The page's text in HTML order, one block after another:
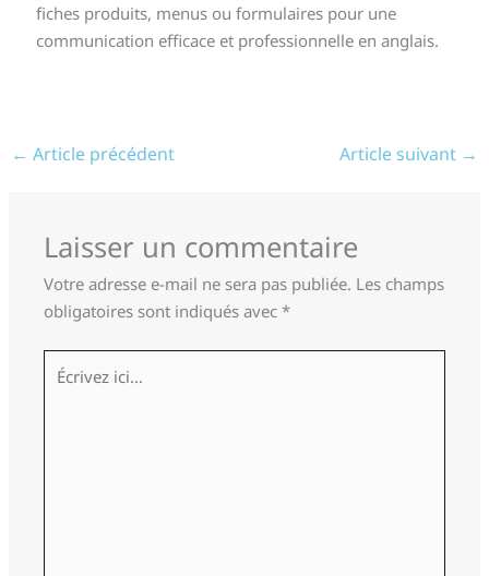
fiches produits, menus ou formulaires pour une
communication efficace et professionnelle en anglais.
← Article précédent Article suivant →
Laisser un commentaire
Votre adresse e-mail ne sera pas publiée. Les champs
obligatoires sont indiqués avec*
Écrivez
ici…